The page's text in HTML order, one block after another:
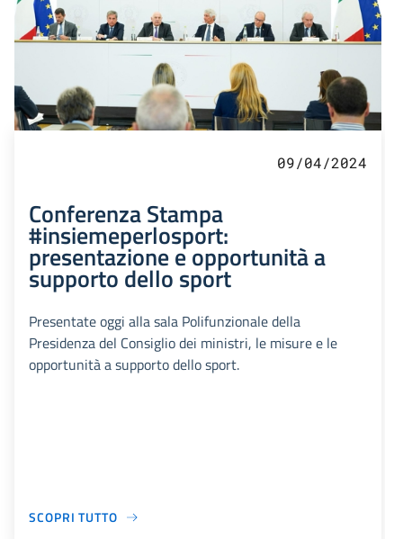
09/04/2024
Conferenza Stampa
#insiemeperlosport:
presentazione e opportunità a
supporto dello sport
Presentate oggi alla sala Polifunzionale della
Presidenza del Consiglio dei ministri, le misure e le
opportunità a supporto dello sport.
SCOPRI TUTTO